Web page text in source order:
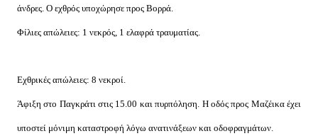
άνδρες. Ο εχθρός υποχώρησε προς Βορρά.
Φίλιες απώλειες: 1 νεκρός, 1 ελαφρά τραυματίας.
Εχθρικές απώλειες: 8 νεκροί.
Άφιξη στο Παγκράτι στις 15.00 και πυρπόληση. Η οδός προς Μαζέικα έχει
υποστεί μόνιμη καταστροφή λόγω ανατινάξεων και οδοφραγμάτων.